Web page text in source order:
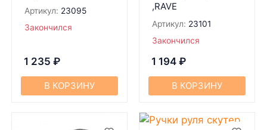
Артикул: 23095
Закончился
1 235 ₽
В КОРЗИНУ
,RAVE
Артикул: 23101
Закончился
1 194 ₽
В КОРЗИНУ